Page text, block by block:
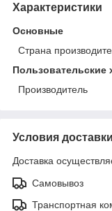
Характеристики
Основные
Страна
Пользовательские
Производитель
Условия доставки
Доставка
Самовывоз
Транспортная